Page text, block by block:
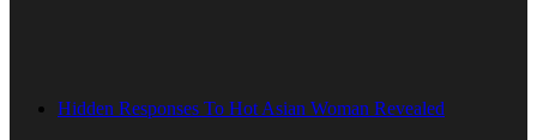
Hidden Responses To Hot Asian Woman Revealed